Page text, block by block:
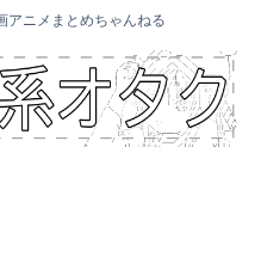
アニメまとめちゃんねる